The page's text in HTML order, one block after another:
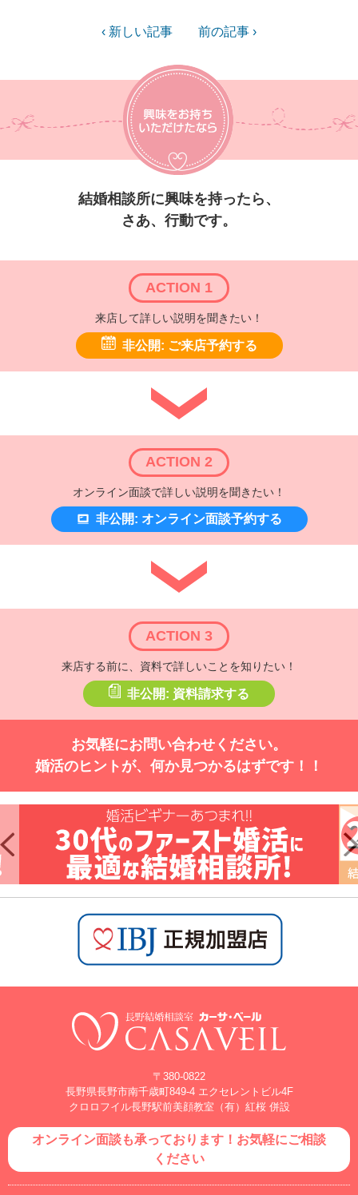
‹ 新しい記事 前の記事 ›
結婚相談所に興味を持ったら、
さあ、行動です。
ACTION 1
来店して詳しい説明を聞きたい！
非公開: ご来店予約する
ACTION 2
オンライン面談で詳しい説明を聞きたい！
非公開: オンライン面談予約する
ACTION 3
来店する前に、資料で詳しいことを知りたい！
非公開: 資料請求する
お気軽にお問い合わせください。
婚活のヒントが、何か見つかるはずです！！
〒380-0822
長野県長野市南千歳町849-4 エクセレントビル4F
クロロフイル長野駅前美顔教室（有）紅桜 併設
オンライン面談も承っております！お気軽にご相談
ください